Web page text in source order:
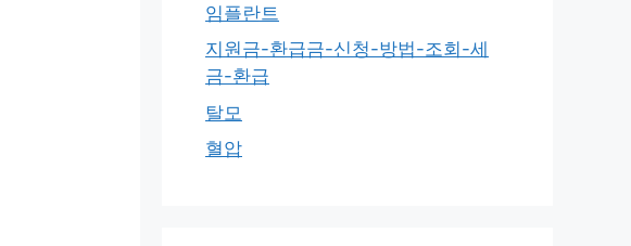
임플란트
지원금-환급금-신청-방법-조회-세
금-환급
탈모
혈압